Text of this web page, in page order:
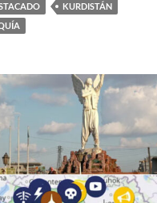
KURDISTÁN